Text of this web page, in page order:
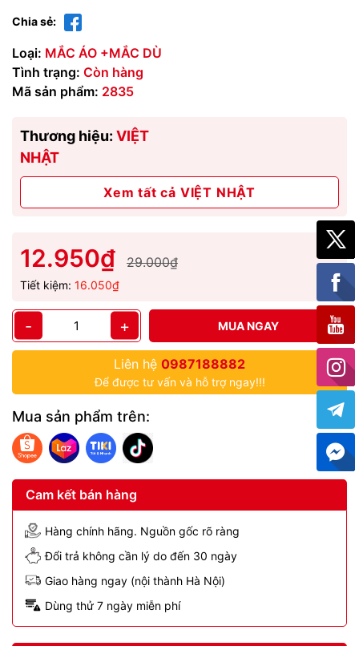
Chia sẻ:
Loại: MẮC ÁO +MẮC DÙ
Tình trạng: Còn hàng
Mã sản phẩm: 2835
Thương hiệu: VIỆT
NHẬT
Xem tất cả VIỆT NHẬT
12.950₫ 29.000₫
Tiết kiệm: 16.050₫
- + MUA NGAY
Liên hệ 0987188882
Để được tư vấn và hỗ trợ ngay!!!
Mua sản phẩm trên:
Cam kết bán hàng
Hàng chính hãng. Nguồn gốc rõ ràng
Đổi trả không cần lý do đến 30 ngày
Giao hàng ngay (nội thành Hà Nội)
Dùng thử 7 ngày miễn phí